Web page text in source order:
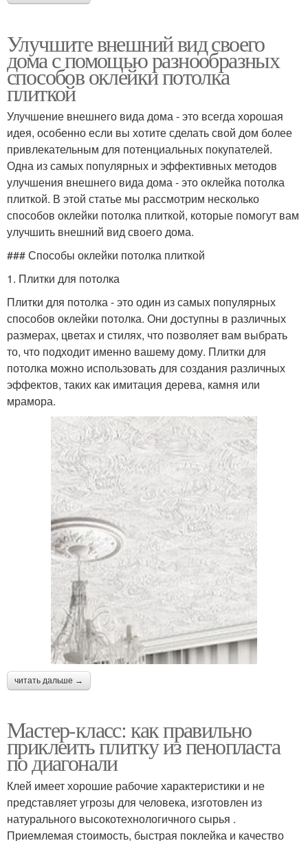
Улучшите внешний вид своего
дома с помощью разнообразных
способов оклейки потолка
плиткой
Улучшение внешнего вида дома - это всегда хорошая
идея, особенно если вы хотите сделать свой дом более
привлекательным для потенциальных покупателей.
Одна из самых популярных и эффективных методов
улучшения внешнего вида дома - это оклейка потолка
плиткой. В этой статье мы рассмотрим несколько
способов оклейки потолка плиткой, которые помогут вам
улучшить внешний вид своего дома.
### Способы оклейки потолка плиткой
1. Плитки для потолка
Плитки для потолка - это один из самых популярных
способов оклейки потолка. Они доступны в различных
размерах, цветах и стилях, что позволяет вам выбрать
то, что подходит именно вашему дому. Плитки для
потолка можно использовать для создания различных
эффектов, таких как имитация дерева, камня или
мрамора.
читать дальше →
Мастер-класс: как правильно
приклеить плитку из пенопласта
по диагонали
Клей имеет хорошие рабочие характеристики и не
представляет угрозы для человека, изготовлен из
натурального высокотехнологичного сырья .
Приемлемая стоимость, быстрая поклейка и качество